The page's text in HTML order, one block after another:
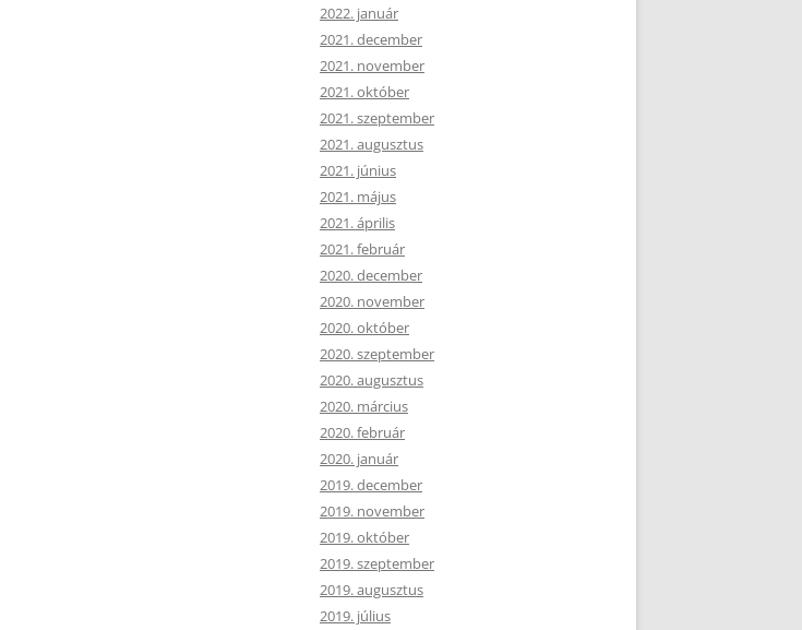
2022. január
2021. december
2021. november
2021. október
2021. szeptember
2021. augusztus
2021. június
2021. május
2021. április
2021. február
2020. december
2020. november
2020. október
2020. szeptember
2020. augusztus
2020. március
2020. február
2020. január
2019. december
2019. november
2019. október
2019. szeptember
2019. augusztus
2019. július